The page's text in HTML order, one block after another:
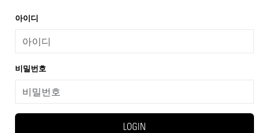
아이디
비밀번호
LOGIN